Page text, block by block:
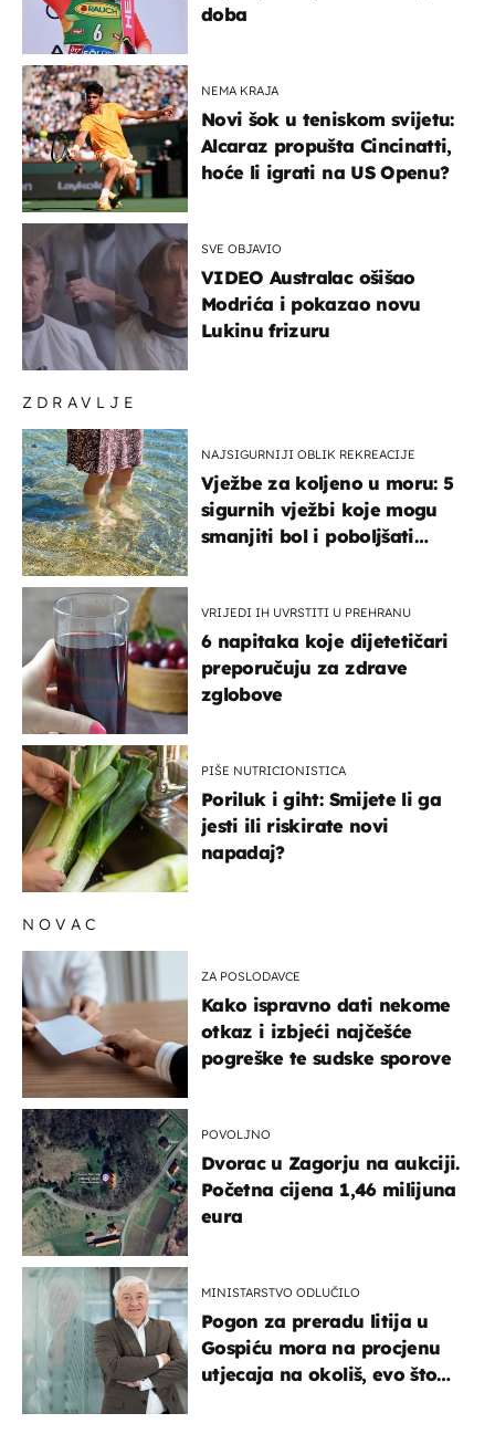
ZDRAVLJE
NAJSIGURNIJI OBLIK REKREACIJE
Vježbe za koljeno u moru: 5
sigurnih vježbi koje mogu
smanjiti bol i poboljšati
VRIJEDI IH UVRSTITI U PREHRANU
6 napitaka koje dijetetičari
preporučuju za zdrave
zglobove
PIŠE NUTRICIONISTICA
Poriluk i giht: Smijete li ga
jesti ili riskirate novi
napadaj?
doba
NEMA KRAJA
Novi šok u teniskom svijetu:
Alcaraz propušta Cincinatti,
hoće li igrati na US Openu?
SVE OBJAVIO
VIDEO Australac ošišao
Modrića i pokazao novu
Lukinu frizuru
NOVAC
ZA POSLODAVCE
Kako ispravno dati nekome
otkaz i izbjeći najčešće
pogreške te sudske sporove
POVOLJNO
Dvorac u Zagorju na aukciji.
Početna cijena 1,46 milijuna
eura
MINISTARSTVO ODLUČILO
Pogon za preradu litija u
Gospiću mora na procjenu
utjecaja na okoliš, evo što